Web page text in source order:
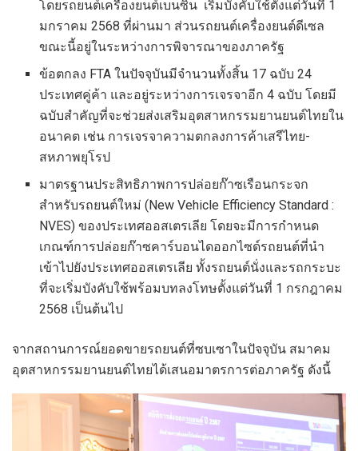
โดยรถยนต์เครื่องยนต์เบนซิน เริ่มบังคับใช้ตั้งแต่วันที่ 1
มกราคม 2568 ที่ผ่านมา ส่วนรถยนต์เครื่องยนต์ดีเซล
ขณะนี้อยู่ในระหว่างการพิจารณาของภาครัฐ
ข้อตกลง FTA ในปัจจุบันมีจำนวนทั้งสิ้น 17 ฉบับ 24
ประเทศคู่ค้า และอยู่ระหว่างการเจรจาอีก 4 ฉบับ โดยมี
ฉบับสำคัญที่จะช่วยส่งเสริมอุตสาหกรรมยานยนต์ไทยใน
อนาคต เช่น การเจรจาความตกลงการค้าเสรีไทย-
สหภาพยุโรป
มาตรฐานประสิทธิภาพการปล่อยก๊าซเรือนกระจก
สำหรับรถยนต์ใหม่ (New Vehicle Efficiency Standard :
NVES) ของประเทศออสเตรเลีย โดยจะมีการกำหนด
เกณฑ์การปล่อยก๊าซคาร์บอนไดออกไซด์รถยนต์ที่นำ
เข้าไปยังประเทศออสเตรเลีย ทั้งรถยนต์นั่งและรถกระบะ
ที่จะเริ่มบังคับใช้พร้อมบทลงโทษตั้งแต่วันที่ 1 กรกฎาคม
2568 เป็นต้นไป
จากสถานการณ์ยอดขายรถยนต์ที่ซบเซาในปัจจุบัน สมาคม
อุตสาหกรรมยานยนต์ไทยได้เสนอมาตรการต่อภาครัฐ ดังนี้